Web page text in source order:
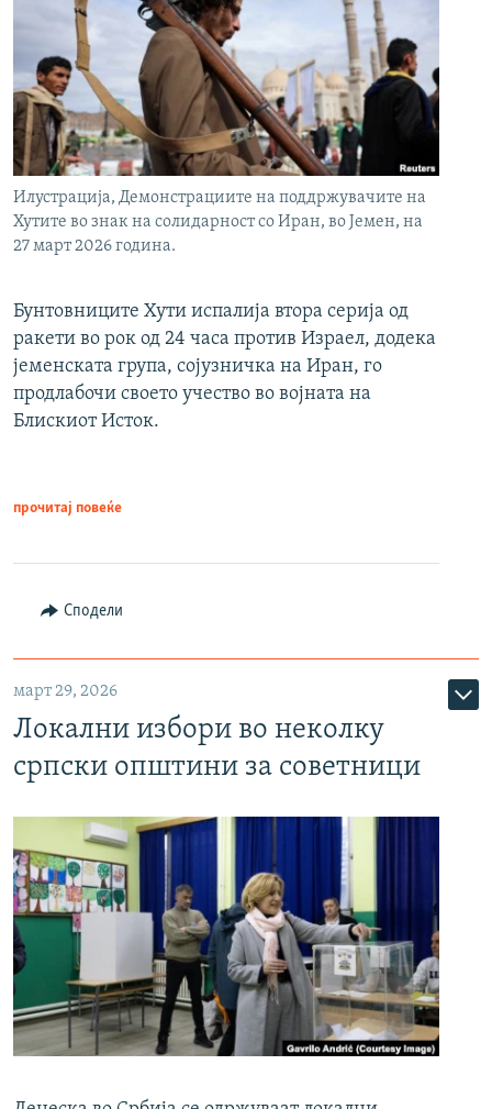
Илустрација, Демонстрациите на поддржувачите на
Хутите во знак на солидарност со Иран, во Јемен, на
27 март 2026 година.
Бунтовниците Хути испалија втора серија од
ракети во рок од 24 часа против Израел, додека
јеменската група, сојузничка на Иран, го
продлабочи своето учество во војната на
Блискиот Исток.
прочитај повеќе
Сподели
март 29, 2026
Локални избори во неколку
српски општини за советници